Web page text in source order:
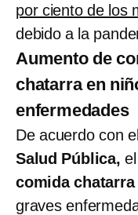
por ciento de los
debido a la
Aumento de
chatarra en
enfermedades
De acuerdo con el
Salud Pública, el
comida chatarra
graves